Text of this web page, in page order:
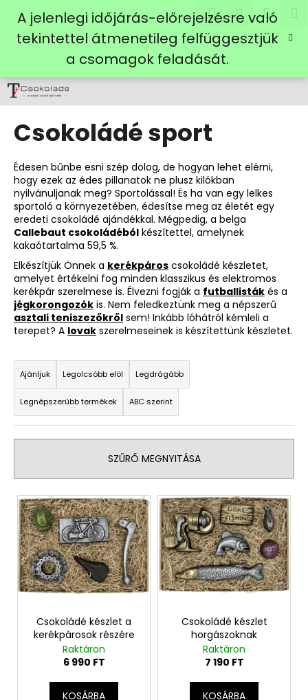
tartalomhoz
A jelenlegi időjárás-előrejelzésre való
tekintettel átmenetileg felfüggesztjük
a csomagok feladását.
Keresés
Csokoládé sport
Édesen bűnbe esni szép dolog, de hogyan lehet elérni,
hogy ezek az édes pillanatok ne plusz kilókban
nyilvánuljanak meg? Sportolással! És ha van egy lelkes
sportoló a környezetében, édesítse meg az életét egy
eredeti csokoládé ajándékkal. Mégpedig, a belga
Callebaut csokoládéból készítettel, amelynek
kakaótartalma 59,5 %.
Elkészítjük Önnek a kerékpáros csokoládé készletet,
amelyet értékelni fog minden klasszikus és elektromos
kerékpár szerelmese is. Élvezni fogják a futballisták és a
jégkorongozók is. Nem feledkeztünk meg a népszerű
asztali teniszezőkről sem! Inkább lóhátról kémleli a
terepet? A lovak szerelmeseinek is készítettünk készletet.
T
e
r
m
é
k
r
e
n
d
e
z
Ajánljuk Legolcsóbb elöl Legdrágább
Legnépszerűbb termékek ABC szerint
SZŰRŐ MEGNYITÁSA
T
e
r
m
é
k
Csokoládé készlet a
kerékpárosok részére
Raktáron
6 990 FT
KOSÁRBA
Csokoládé készlet
horgászoknak
Raktáron
7 190 FT
KOSÁRBA
r
Vissza
Vissza
M
i
t
k
e
r
e
s
?
KERESÉS
j
á
n
j
u